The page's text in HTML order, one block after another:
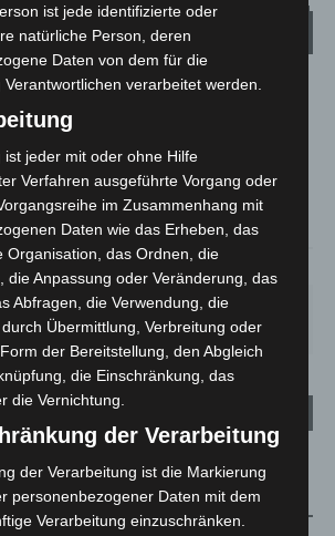
Wetter
23.5°C 24.5
22.2°
1.3m/s 72%
°
MI.
26°
DO.
30° 34
ist jede identifizierte oder
natürliche Person, deren
Daten von dem für die
verarbeitet werden.
ist jeder mit oder ohne Hilfe
Verfahren ausgeführte Vorgang oder
im Zusammenhang mit
Daten wie das Erheben, das
Organisation, das Ordnen, die
die Anpassung oder Veränderung, das
Abfragen, die Verwendung, die
Übermittlung, Verbreitung oder
der Bereitstellung, den Abgleich
die Einschränkung, das
die Vernichtung.
der Verarbeitung
der Verarbeitung ist die Markierung
personenbezogener Daten mit dem
Verarbeitung einzuschränken.